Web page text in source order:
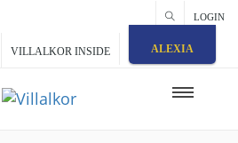
LOGIN
VILLALKOR INSIDE ALEXIA